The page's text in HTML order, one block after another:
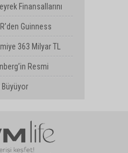
Finansallarını
Guinness
1980 km
363 Milyar TL
Resmi
Büyüyor